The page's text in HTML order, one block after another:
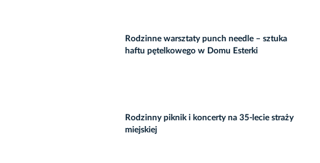
Rodzinne warsztaty punch needle – sztuka
haftu pętelkowego w Domu Esterki
Rodzinny piknik i koncerty na 35-lecie straży
miejskiej